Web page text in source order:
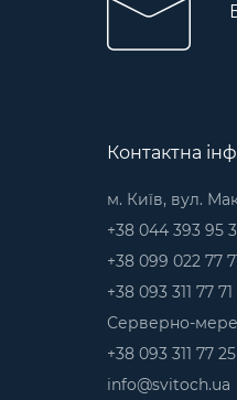
Контактна
м. Київ, вул.
+38 044 393 95
+38 099 022 77
+38 093 311 77 71
Серверно-
+38 093 311 77 25
info@svitoch.ua